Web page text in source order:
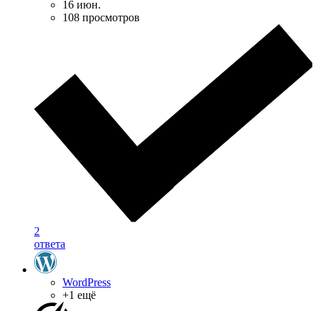
16 июн.
108 просмотров
2
ответа
WordPress
+1 ещё